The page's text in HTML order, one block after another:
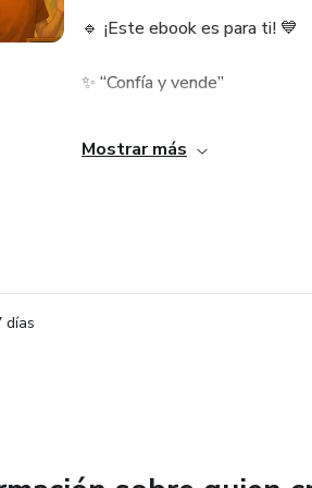
🔹 ¡Este ebook es para ti! 💙
✨ “Confía y vende”
Un manual hecho con el
Mostrar más
días